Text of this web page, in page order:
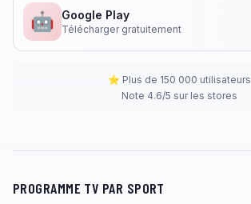
🤖 Google Play
Télécharger gratuitement
⭐ Plus de 150 000 utilisateurs
Note 4.6/5 sur les stores
PROGRAMME TV PAR SPORT